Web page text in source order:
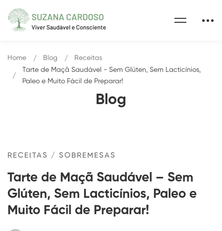
Blog
Home Blog
Receitas
Tarte de Maçã Saudável - Sem Glúten, Sem Lacticínios,
Paleo e Muito Fácil de Preparar!
RECEITAS / SOBREMESAS
Tarte de Maçã Saudável – Sem
Glúten, Sem Lacticínios, Paleo e
Muito Fácil de Preparar!